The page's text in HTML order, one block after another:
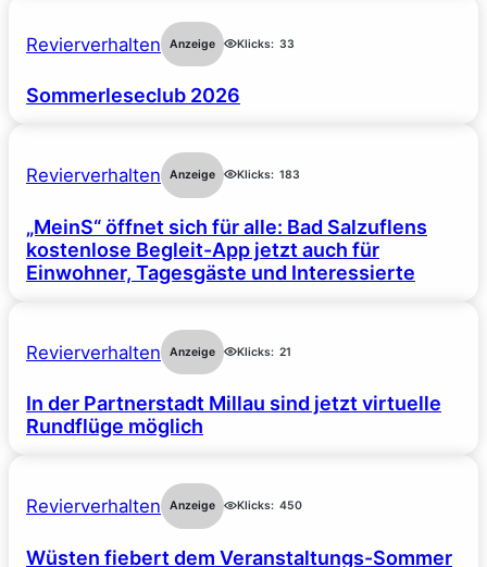
Revierverhalten Anzeige Klicks: 33
Sommerleseclub 2026
Revierverhalten Anzeige Klicks: 183
„MeinS“ öffnet sich für alle: Bad Salzuflens
kostenlose Begleit-App jetzt auch für
Einwohner, Tagesgäste und Interessierte
Revierverhalten Anzeige Klicks: 21
In der Partnerstadt Millau sind jetzt virtuelle
Rundflüge möglich
Revierverhalten Anzeige Klicks: 450
Wüsten fiebert dem Veranstaltungs-Sommer